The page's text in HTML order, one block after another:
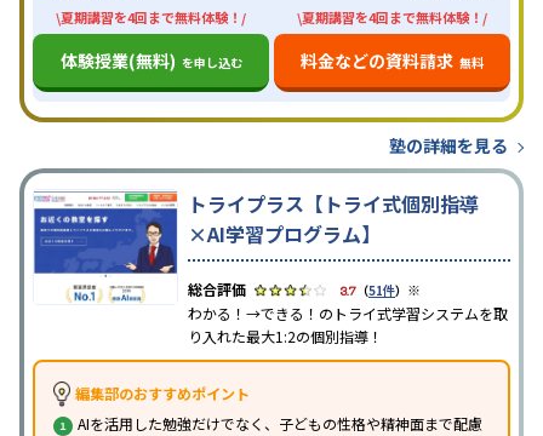
\夏期講習を4回まで無料体験！/
体験授業(無料) を申し込む
\夏期講習を4回まで無料体験！/
料金などの資料請求 無料
塾の詳細を見る
トライプラス【トライ式個別指導
×AI学習プログラム】
3.7 （51件） ※
わかる！→できる！のトライ式学習システムを取
り入れた最大1:2の個別指導！
編集部のおすすめポイント
AIを活用した勉強だけでなく、子どもの性格や精神面まで配慮